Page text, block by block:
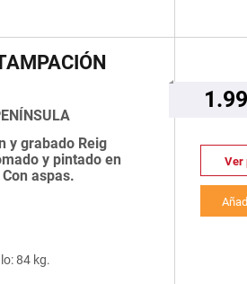
y grabado Reig
y pintado en
Con aspas.
84 kg.
Ver